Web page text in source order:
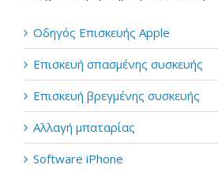
Οδηγός Επισκευής Apple
Επισκευή σπασμένης συσκευής
Επισκευή βρεγμένης συσκευής
Αλλαγή μπαταρίας
Software iPhone